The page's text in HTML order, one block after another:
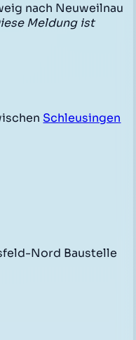
nach Neuweilnau
Meldung ist
Schleusingen
Nord Baustelle